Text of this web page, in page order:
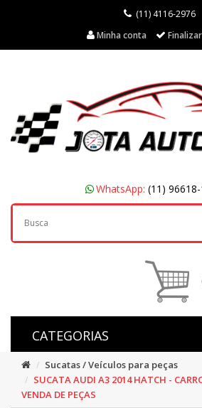
(11) 4116-2976
Minha conta
WhatsApp: (11)
CATEGORIAS
Sucatas / Veículos para peças
SUCATA AUDI A3 2014 HATCH -
VENDA DE PEÇAS